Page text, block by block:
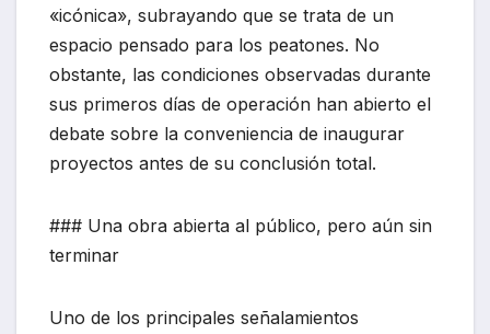
«icónica», subrayando que se trata de un
espacio pensado para los peatones. No
obstante, las condiciones observadas durante
sus primeros días de operación han abierto el
debate sobre la conveniencia de inaugurar
proyectos antes de su conclusión total.
### Una obra abierta al público, pero aún sin
terminar
Uno de los principales señalamientos